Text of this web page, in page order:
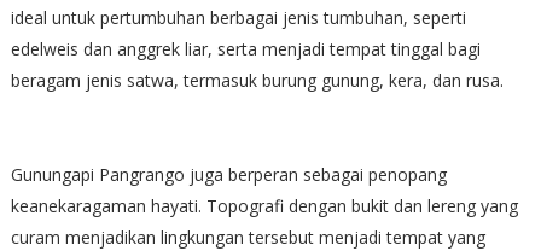
ideal untuk pertumbuhan berbagai jenis tumbuhan, seperti
edelweis dan anggrek liar, serta menjadi tempat tinggal bagi
beragam jenis satwa, termasuk burung gunung, kera, dan rusa.
Gunungapi Pangrango juga berperan sebagai penopang
keanekaragaman hayati. Topografi dengan bukit dan lereng yang
curam menjadikan lingkungan tersebut menjadi tempat yang